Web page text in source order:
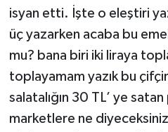
isyan etti. İşte o eleştiri
üç yazarken acaba bu
mu? bana biri iki liraya
toplayamam yazık bu
salatalığın 30 TL’ ye
marketlere ne